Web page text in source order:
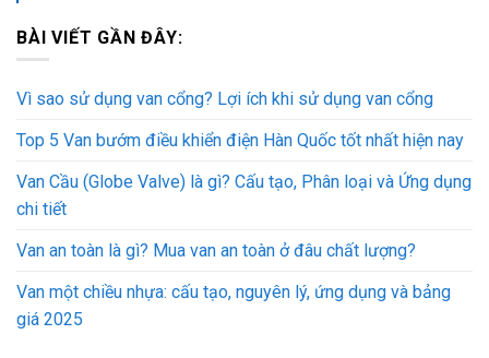
BÀI VIẾT GẦN ĐÂY:
Vì sao sử dụng van cổng? Lợi ích khi sử dụng van cổng
Top 5 Van bướm điều khiển điện Hàn Quốc tốt nhất hiện nay
Van Cầu (Globe Valve) là gì? Cấu tạo, Phân loại và Ứng dụng
chi tiết
Van an toàn là gì? Mua van an toàn ở đâu chất lượng?
Van một chiều nhựa: cấu tạo, nguyên lý, ứng dụng và bảng
giá 2025